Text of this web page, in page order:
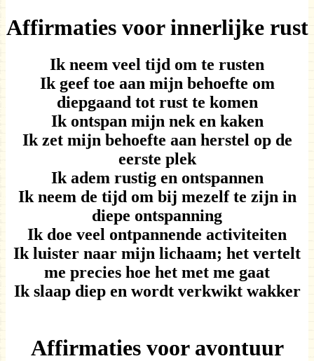
Affirmaties voor innerlijke rust
Ik neem veel tijd om te rusten
Ik geef toe aan mijn behoefte om
diepgaand tot rust te komen
Ik ontspan mijn nek en kaken
Ik zet mijn behoefte aan herstel op de
eerste plek
Ik adem rustig en ontspannen
Ik neem de tijd om bij mezelf te zijn in
diepe ontspanning
Ik doe veel ontpannende activiteiten
Ik luister naar mijn lichaam; het vertelt
me precies hoe het met me gaat
Ik slaap diep en wordt verkwikt wakker
Affirmaties voor avontuur